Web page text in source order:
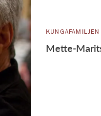
KUNGAFAMILJEN
Mette-